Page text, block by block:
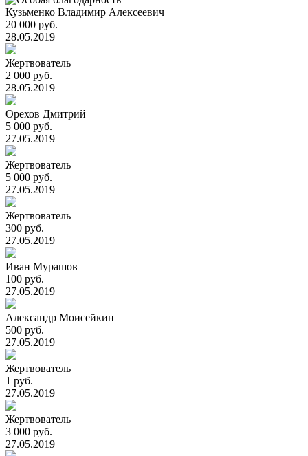
Кузьменко Владимир Алексеевич
20 000 руб.
28.05.2019
Жертвователь
2 000 руб.
28.05.2019
Орехов Дмитрий
5 000 руб.
27.05.2019
Жертвователь
5 000 руб.
27.05.2019
Жертвователь
300 руб.
27.05.2019
Иван Мурашов
100 руб.
27.05.2019
Александр Моисейкин
500 руб.
27.05.2019
Жертвователь
1 руб.
27.05.2019
Жертвователь
3 000 руб.
27.05.2019